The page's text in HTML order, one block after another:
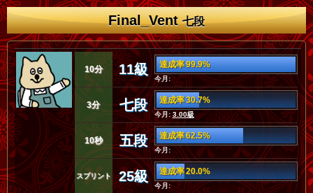
Final_Vent七段
10分 11級 達成率 99.9%
今月:
3分 七段 達成率 30.7%
今月:3.00級
10秒 五段 達成率 62.5%
今月:
スプリント 25級 達成率 20.0%
今月: